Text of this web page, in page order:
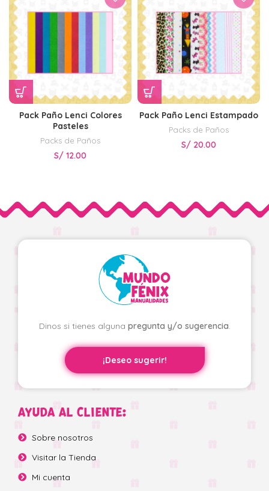
Pack Paño Lenci Colores
Pasteles
Packs de Paños
S/ 12.00
Pack Paño Lenci Estampado
Packs de Paños
S/ 20.00
Dinos si tienes alguna pregunta y/o sugerencia.
¡Deseo sugerir!
AYUDA AL CLIENTE:
Sobre nosotros
Visitar la Tienda
Mi cuenta